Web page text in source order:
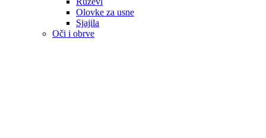
Olovke za usne
Sjajila
Oči i obrve